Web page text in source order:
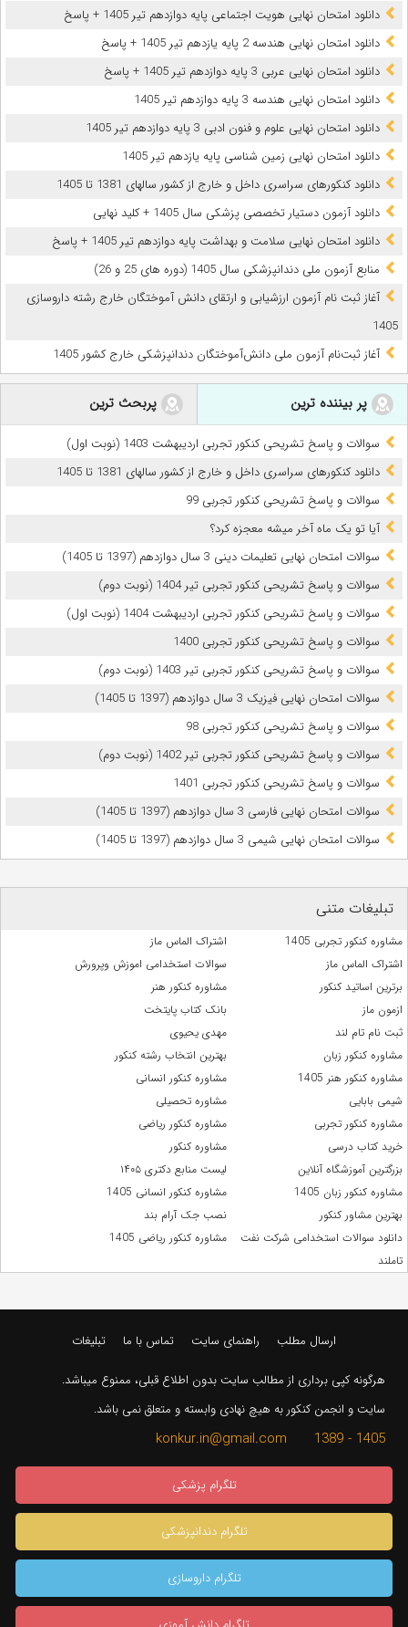
دانلود امتحان نهایی هویت اجتماعی پایه دوازدهم تیر 1405 + پاسخ
دانلود امتحان نهایی هندسه 2 پایه یازدهم تیر 1405 + پاسخ
دانلود امتحان نهایی عربی 3 پایه دوازدهم تیر 1405 + پاسخ
دانلود امتحان نهایی هندسه 3 پایه دوازدهم تیر 1405
دانلود امتحان نهایی علوم و فنون ادبی 3 پایه دوازدهم تیر 1405
دانلود امتحان نهایی زمین شناسی پایه یازدهم تیر 1405
دانلود کنکورهای سراسری داخل و خارج از کشور سالهای 1381 تا 1405
دانلود آزمون دستیار تخصصی پزشکی سال 1405 + کلید نهایی
دانلود امتحان نهایی سلامت و بهداشت پایه دوازدهم تیر 1405 + پاسخ
ﻣﻨﺎﺑﻊ آزﻣﻮن ﻣﻠﯽ دندانپزشکی سال 1405 (دوره های 25 و 26)
آغاز ثبت نام آزمون‌ ارزشیابی و ارتقای دانش آموختگان خارج رشته داروسازی
1405
آغاز ثبت‌نام آزمون ملی دانش‌آموختگان دندانپزشکی خارج کشور 1405
پر بیننده ترین پربحث ترین
سوالات و پاسخ تشریحی کنکور تجربی اردیبهشت 1403 (نوبت اول)
دانلود کنکورهای سراسری داخل و خارج از کشور سالهای 1381 تا 1405
سوالات و پاسخ تشریحی کنکور تجربی 99
آیا تو یک ماه آخر میشه معجزه کرد؟
سوالات امتحان نهایی تعلیمات دینی 3 سال دوازدهم (1397 تا 1405)
سوالات و پاسخ تشریحی کنکور تجربی تیر 1404 (نوبت دوم)
سوالات و پاسخ تشریحی کنکور تجربی اردیبهشت 1404 (نوبت اول)
سوالات و پاسخ تشریحی کنکور تجربی 1400
سوالات و پاسخ تشریحی کنکور تجربی تیر 1403 (نوبت دوم)
سوالات امتحان نهایی فیزیک 3 سال دوازدهم (1397 تا 1405)
سوالات و پاسخ تشریحی کنکور تجربی 98
سوالات و پاسخ تشریحی کنکور تجربی تیر 1402 (نوبت دوم)
سوالات و پاسخ تشریحی کنکور تجربی 1401
سوالات امتحان نهایی فارسی 3 سال دوازدهم (1397 تا 1405)
سوالات امتحان نهایی شیمی 3 سال دوازدهم (1397 تا 1405)
تبلیغات متنی
مشاوره کنکور تجربی 1405
اشتراک الماس ماز
اشتراک الماس ماز
سوالات استخدامی اموزش وپرورش
برترین اساتید کنکور
مشاوره کنکور هنر
ازمون ماز
بانک کتاب پایتخت
ثبت نام تام لند
مهدی یحیوی
مشاوره کنکور زبان
بهترین انتخاب رشته کنکور
مشاوره کنکور هنر 1405
مشاوره کنکور انسانی
شیمی بابایی
مشاوره تحصیلی
مشاوره کنکور تجربی
مشاوره کنکور ریاضی
خرید کتاب درسی
مشاوره کنکور
بزرگترین آموزشگاه آنلاین
لیست منابع دکتری ۱۴۰۵
مشاوره کنکور زبان 1405
مشاوره کنکور انسانی 1405
بهترین مشاور کنکور
نصب جک آرام بند
دانلود سوالات استخدامی شرکت نفت
مشاوره کنکور ریاضی 1405
تاملند
ارسال مطلب راهنمای سایت تماس با ما تبلیغات
هرگونه کپی برداری از مطالب سایت بدون اطلاع قبلی، ممنوع میباشد.
سایت و انجمن کنکور به هیچ نهادی وابسته و متعلق نمی باشد.
1405 - 1389 konkur.in@gmail.com
تلگرام پزشکی
تلگرام دندانپزشکی
تلگرام داروسازی